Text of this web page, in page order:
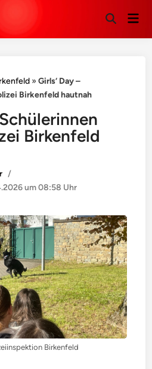
Suche
»Girls‘ Day –
Birkenfeld hautnah
Birkenfeld
/
um 08:58 Uhr
Birkenfeld